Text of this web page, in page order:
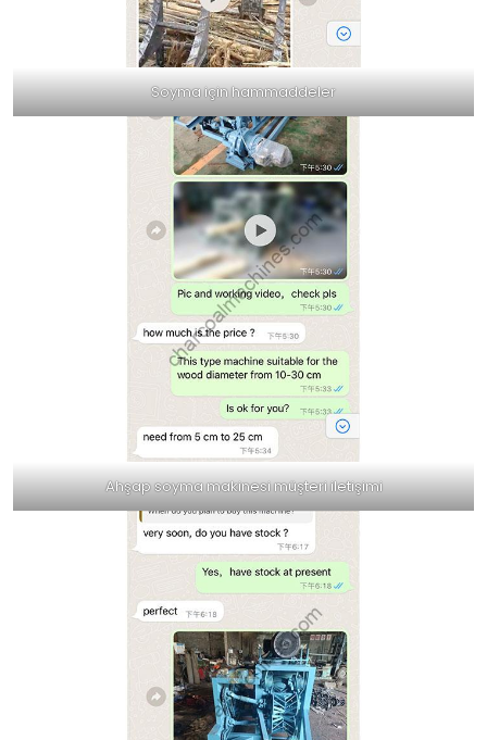
Soyma için hammaddeler
Ahşap soyma makinesi müşteri iletişimi